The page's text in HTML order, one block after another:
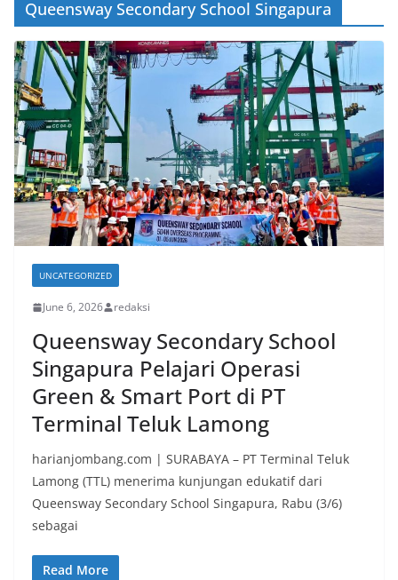
Queensway Secondary School Singapura
UNCATEGORIZED
June 6, 2026 redaksi
Queensway Secondary School
Singapura Pelajari Operasi
Green & Smart Port di PT
Terminal Teluk Lamong
harianjombang.com | SURABAYA – PT Terminal Teluk
Lamong (TTL) menerima kunjungan edukatif dari
Queensway Secondary School Singapura, Rabu (3/6)
sebagai
Read More